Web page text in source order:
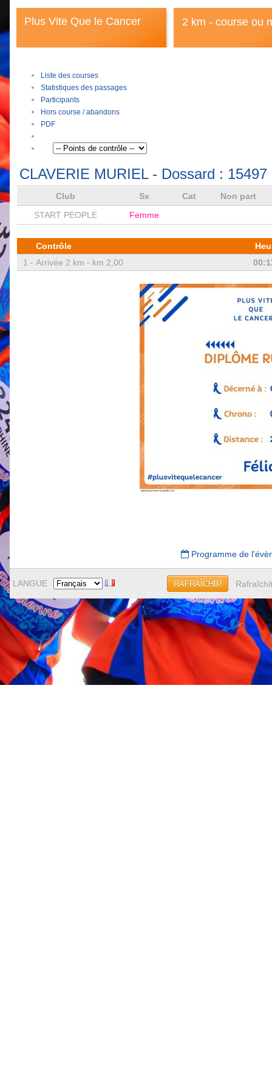
Plus Vite Que le Cancer 2 km - course ou
Liste des courses
Statistiques des passages
Participants
Hors course / abandons
PDF
CLAVERIE MURIEL- Dossard : 15497
Club Sx Cat
Non part
START PEOPLE
Femme
Contrôle
1 - Arrivée 2 km - km 2,00
Programme de
LANGUE RAFRAÎCHIR